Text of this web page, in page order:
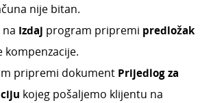
nije bitan.
Izdaj program pripremi predložak
kompenzacije.
pripremi dokument Prijedlog za
kojeg pošaljemo klijentu na